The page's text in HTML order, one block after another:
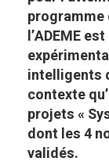
programme
l’ADEME
intelligents
contexte
projets «
dont les 4
validés.